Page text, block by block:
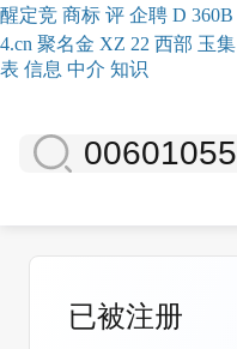
醒定竞 商标 评 企聘 D 360B
4.cn 聚名金 XZ 22 西部 玉集
表 信息 中介 知识